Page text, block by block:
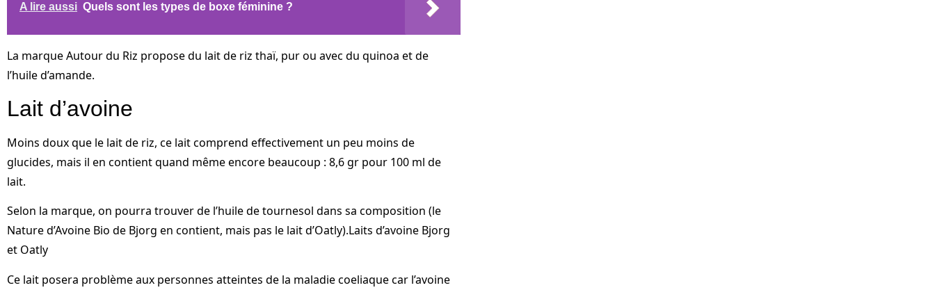
A lire aussi Quels sont les types de boxe féminine ?
La marque Autour du Riz propose du lait de riz thaï, pur ou avec du quinoa et de
l’huile d’amande.
Lait d’avoine
Moins doux que le lait de riz, ce lait comprend effectivement un peu moins de
glucides, mais il en contient quand même encore beaucoup : 8,6 gr pour 100 ml de
lait.
Selon la marque, on pourra trouver de l’huile de tournesol dans sa composition (le
Nature d’Avoine Bio de Bjorg en contient, mais pas le lait d’Oatly).Laits d’avoine Bjorg
et Oatly
Ce lait posera problème aux personnes atteintes de la maladie coeliaque car l’avoine